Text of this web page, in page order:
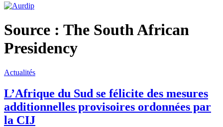
Source : The South African
Presidency
Actualités
L’Afrique du Sud se félicite des mesures
additionnelles provisoires ordonnées par
la CIJ